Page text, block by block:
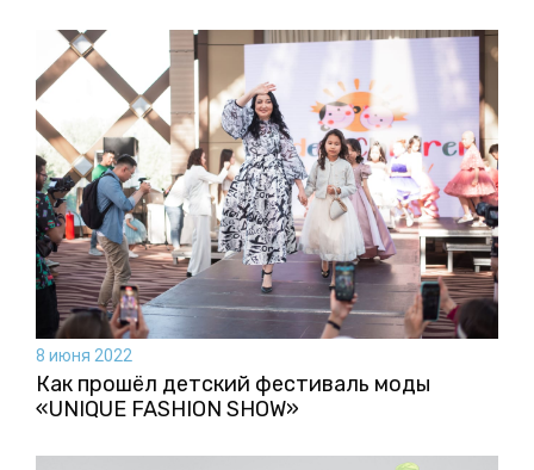
8 июня 2022
Как прошёл детский фестиваль моды
«UNIQUE FASHION SHOW»